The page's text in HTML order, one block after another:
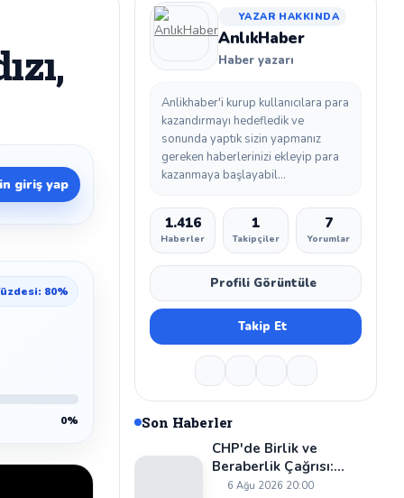
giriş yap
80%
0%
YAZAR HAKKINDA
AnlıkHaber
Haber yazarı
Anlikhaber'i kurup kullanıcılara para
kazandırmayı hedefledik ve
sonunda yaptık sizin yapmanız
gereken haberlerinizi ekleyip para
kazanmaya başlayabil...
1.416
Haberler
1
Takipçiler
7
Yorumlar
Profili Görüntüle
Takip Et
Son Haberler
CHP'de Birlik ve
Beraberlik Çağrısı:
Cevzet Kaya'dan Dikkat
6 Ağu 2026 20:00